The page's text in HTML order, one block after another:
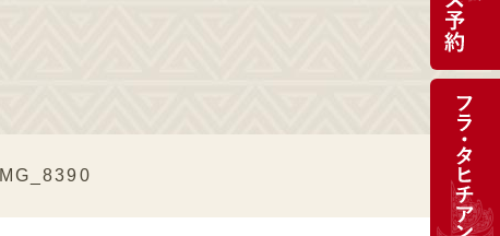
IMG_8390